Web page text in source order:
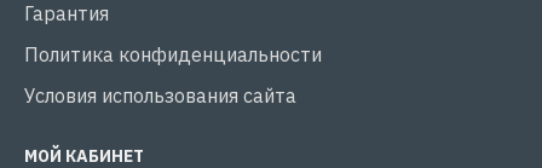
Гарантия
Политика конфиденциальности
Условия использования сайта
МОЙ КАБИНЕТ